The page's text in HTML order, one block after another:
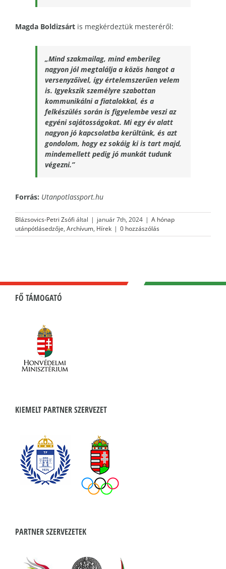
Magda Boldizsárt is megkérdeztük mesteréről:
„Mind szakmailag, mind emberileg
nagyon jól megtalálja a közös hangot a
versenyzőivel, így értelemszerűen velem
is. Igyekszik személyre szabottan
kommunikálni a fiatalokkal, és a
felkészülés során is figyelembe veszi az
egyéni sajátosságokat. Mi egy év alatt
nagyon jó kapcsolatba kerültünk, és azt
gondolom, hogy ez sokáig ki is tart majd,
mindemellett pedig jó munkát tudunk
végezni.”
Forrás: Utanpotlassport.hu
Blázsovics-Petri Zsófi által | január 7th, 2024 | A hónap
utánpótlásedzője, Archívum, Hírek | 0 hozzászólás
FŐ TÁMOGATÓ
KIEMELT PARTNER SZERVEZET
PARTNER SZERVEZETEK